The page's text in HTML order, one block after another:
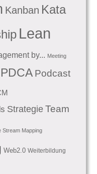
Kanban Kata
Lean
by... Meeting
PDCA Podcast
Strategie Team
Stream Mapping
Web2.0 Weiterbildung